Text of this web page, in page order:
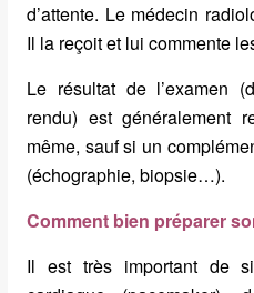
d’attente. Le médecin
Il la reçoit et lui commente
Le résultat de l’examen
rendu) est généralement
même, sauf si un
(échographie, biopsie…).
Comment bien préparer
Il est très important de